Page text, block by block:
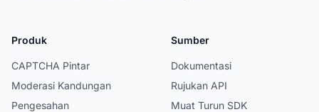
Produk
CAPTCHA Pintar
Moderasi Kandungan
Pengesahan
Sumber
Dokumentasi
Rujukan API
Muat Turun SDK